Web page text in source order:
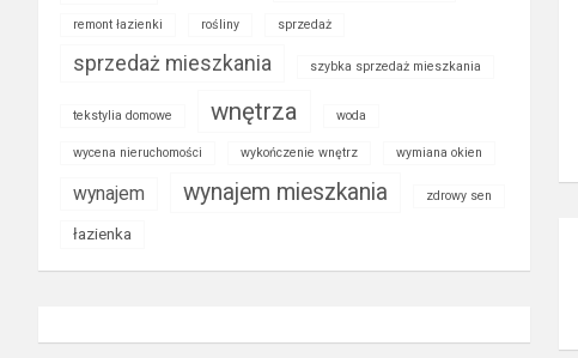
remont łazienki rośliny sprzedaż
sprzedaż mieszkania szybka sprzedaż mieszkania
tekstylia domowe wnętrza woda
wycena nieruchomości wykończenie wnętrz wymiana okien
wynajem wynajem mieszkania zdrowy sen
łazienka